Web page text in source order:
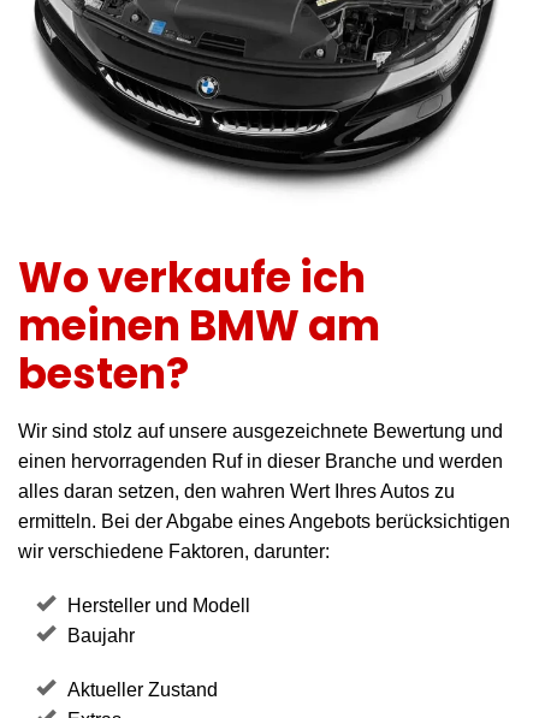
Wo verkaufe ich
meinen BMW am
besten?
Wir sind stolz auf unsere ausgezeichnete Bewertung und
einen hervorragenden Ruf in dieser Branche und werden
alles daran setzen, den wahren Wert Ihres Autos zu
ermitteln. Bei der Abgabe eines Angebots berücksichtigen
wir verschiedene Faktoren, darunter:
Hersteller und Modell
Baujahr
Aktueller Zustand